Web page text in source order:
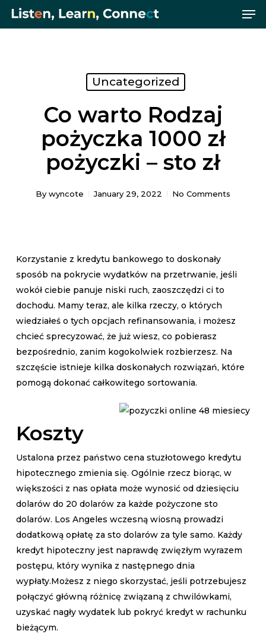
Skip
Uncategorized
Co warto Rodzaj
pożyczka 1000 zł
pożyczki – sto zł
By wyncote January 29, 2022 No Comments
Korzystanie z kredytu bankowego to doskonały
sposób na pokrycie wydatków na przetrwanie, jeśli
wokół ciebie panuje niski ruch, zaoszczędzi ci to
dochodu. Mamy teraz, ale kilka rzeczy, o których
wiedziałeś o tych opcjach refinansowania, i możesz
chcieć sprecyzować, że już wiesz, co pobierasz
bezpośrednio, zanim kogokolwiek rozbierzesz. Na
szczęście istnieje kilka doskonałych rozwiązań, które
pomogą dokonać całkowitego sortowania.
Koszty
Ustalona przez państwo cena stuzłotowego kredytu
hipotecznego zmienia się. Ogólnie rzecz biorąc, w
większości z nas opłata może wynosić od dziesięciu
dolarów do 20 dolarów za każde pożyczone sto
dolarów. Los Angeles wczesną wiosną prowadzi
dodatkową opłatę za sto dolarów za tyle samo. Każdy
kredyt hipoteczny jest naprawdę zwięzłym wyrazem
postępu, który wynika z następnego dnia
wypłaty.Możesz z niego skorzystać, jeśli potrzebujesz
połączyć główną różnicę związaną z chwilówkami,
uzyskać nagły wydatek lub pokryć kredyt w rachunku
bieżącym.